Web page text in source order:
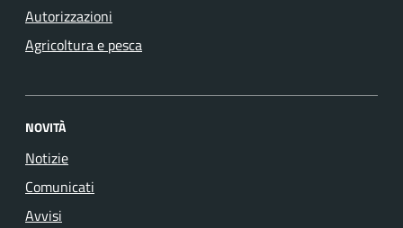
Autorizzazioni
Agricoltura e pesca
NOVITÀ
Notizie
Comunicati
Avvisi